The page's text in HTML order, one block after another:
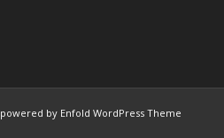
powered by Enfold WordPress Theme